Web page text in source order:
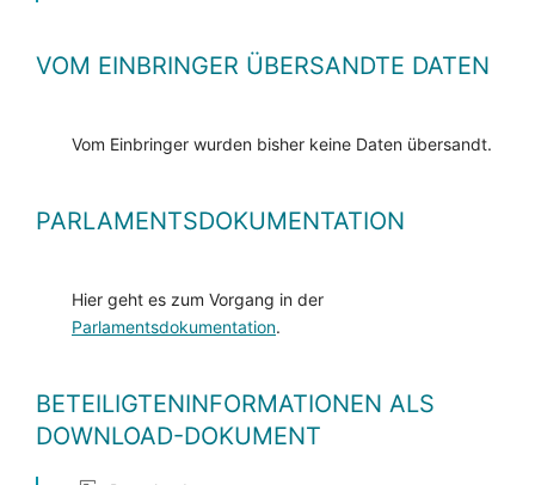
VOM EINBRINGER ÜBERSANDTE DATEN
Vom Einbringer wurden bisher keine Daten übersandt.
PARLAMENTSDOKUMENTATION
Hier geht es zum Vorgang in der
Parlamentsdokumentation.
BETEILIGTENINFORMATIONEN ALS
DOWNLOAD-DOKUMENT